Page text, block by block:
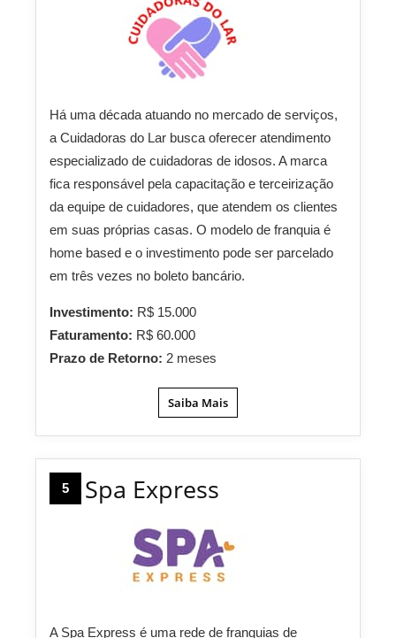
Há uma década atuando no mercado de serviços,
a Cuidadoras do Lar busca oferecer atendimento
especializado de cuidadoras de idosos. A marca
fica responsável pela capacitação e terceirização
da equipe de cuidadores, que atendem os clientes
em suas próprias casas. O modelo de franquia é
home based e o investimento pode ser parcelado
em três vezes no boleto bancário.
Investimento: R$ 15.000
Faturamento: R$ 60.000
Prazo de Retorno: 2 meses
Saiba Mais
5 Spa Express
A Spa Express é uma rede de franquias de